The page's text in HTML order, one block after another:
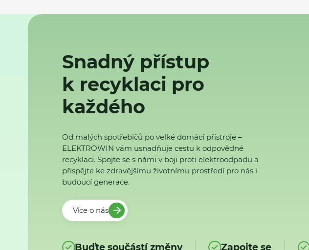
Snadný přístup
k recyklaci pro
každého
Od malých spotřebičů po velké domácí přístroje –
ELEKTROWIN vám usnadňuje cestu k odpovědné
recyklaci. Spojte se s námi v boji proti elektroodpadu a
přispějte ke zdravějšímu životnímu prostředí pro nás i
budoucí generace.
Více o nás
Buďte součástí změny Zapojte se